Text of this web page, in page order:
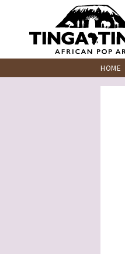
HOME